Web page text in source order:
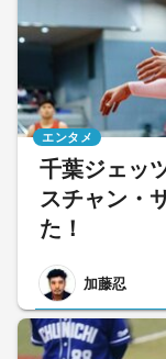
千葉ジェッ
スチャン・
た！
加藤忍
エンタメ